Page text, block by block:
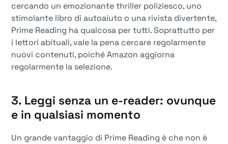
cercando un emozionante thriller poliziesco, uno
stimolante libro di autoaiuto o una rivista divertente,
Prime Reading ha qualcosa per tutti. Soprattutto per
i lettori abituali, vale la pena cercare regolarmente
nuovi contenuti, poiché Amazon aggiorna
regolarmente la selezione.
3. Leggi senza un e-reader: ovunque
e in qualsiasi momento
Un grande vantaggio di Prime Reading è che non è